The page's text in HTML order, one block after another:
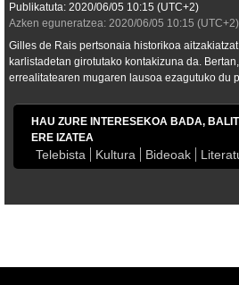
Publikatuta: 2020/06/05 10:15 (UTC+2)
Azken eguneratzea: 2020/06/05 10:15 (UTC+2)
Gilles de Rais pertsonaia historikoa
karlistadetan girotutako kontakizuna da.
errealitatearen mugaren lausoa ezagutuko du
HAU ZURE INTERESEKOA BADA,
ERE IZATEA
Telebista Kultura Bideoak